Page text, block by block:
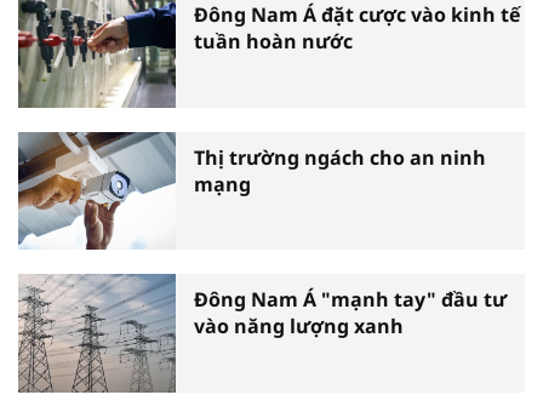
Đông Nam Á đặt cược vào kinh tế
tuần hoàn nước
Thị trường ngách cho an ninh
mạng
Đông Nam Á "mạnh tay" đầu tư
vào năng lượng xanh